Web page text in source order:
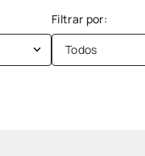
Todos